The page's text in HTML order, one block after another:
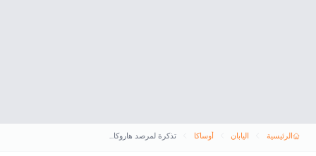
الرئيسية اليابان أوساكا تذكرة لمرصد هاروكاس 300